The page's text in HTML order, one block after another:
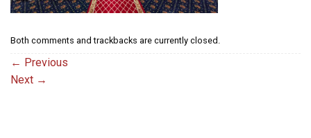
Both comments and trackbacks are currently closed.
← Previous
Next →